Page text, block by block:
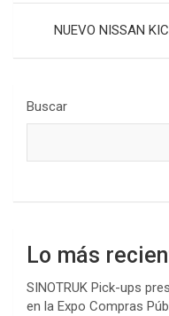
NUEVO NISSAN
Buscar
Lo más
SINOTRUK Pick-ups
en la Expo Compras